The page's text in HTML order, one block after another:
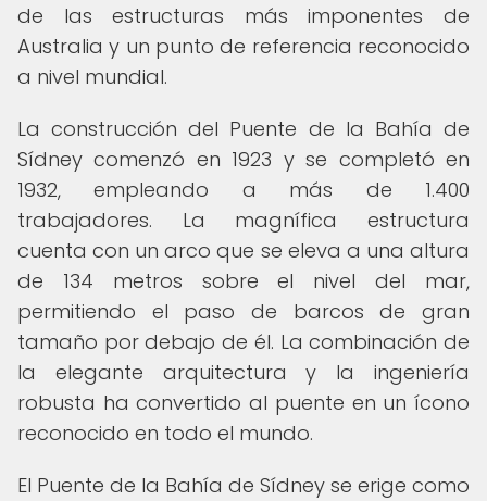
de las estructuras más imponentes de
Australia y un punto de referencia reconocido
a nivel mundial.
La construcción del Puente de la Bahía de
Sídney comenzó en 1923 y se completó en
1932, empleando a más de 1.400
trabajadores. La magnífica estructura
cuenta con un arco que se eleva a una altura
de 134 metros sobre el nivel del mar,
permitiendo el paso de barcos de gran
tamaño por debajo de él. La combinación de
la elegante arquitectura y la ingeniería
robusta ha convertido al puente en un ícono
reconocido en todo el mundo.
El Puente de la Bahía de Sídney se erige como